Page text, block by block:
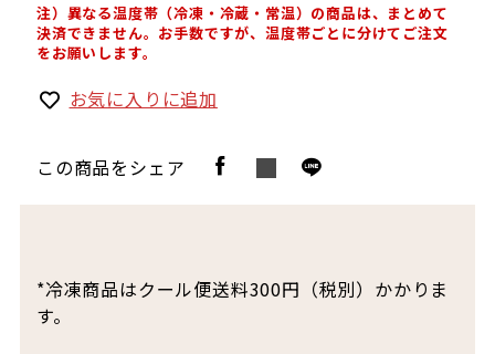
注）異なる温度帯（冷凍・冷蔵・常温）の商品は、まとめて
決済できません。お手数ですが、温度帯ごとに分けてご注文
をお願いします。
お気に入りに追加
この商品をシェア
*冷凍商品はクール便送料300円（税別）かかりま
す。